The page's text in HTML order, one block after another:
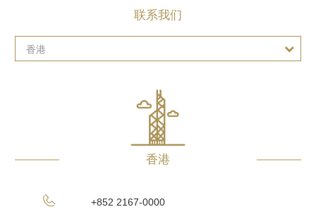
联系我们
香港
香港
+852 2167-0000